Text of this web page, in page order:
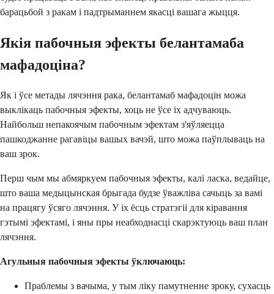
барацьбой з ракам і падтрыманнем якасці вашага жыцця.
Якія пабочныя эфекты белантамаба
мафадоціна?
Як і ўсе метады лячэння рака, белантамаб мафадоцін можа
выклікаць пабочныя эфекты, хоць не ўсе іх адчуваюць.
Найбольш непакоячым пабочным эфектам з'яўляецца
пашкоджанне рагавіцы вашых вачэй, што можа паўплываць на
ваш зрок.
Перш чым мы абмяркуем пабочныя эфекты, калі ласка, ведайце,
што ваша медыцынская брыгада будзе ўважліва сачыць за вамі
на працягу ўсяго лячэння. У іх ёсць стратэгіі для кіравання
гэтымі эфектамі, і яны пры неабходнасці скарэктуюць ваш план
лячэння.
Агульныя пабочныя эфекты ўключаюць:
Праблемы з вачыма, у тым ліку памутненне зроку, сухасць